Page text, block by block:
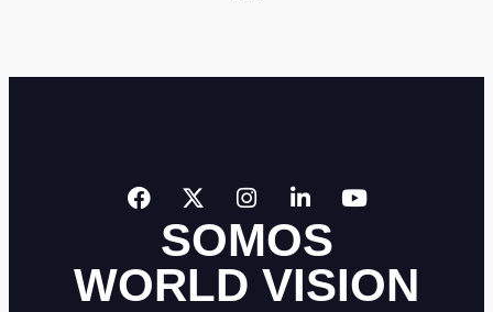
SOMOS
WORLD VISION